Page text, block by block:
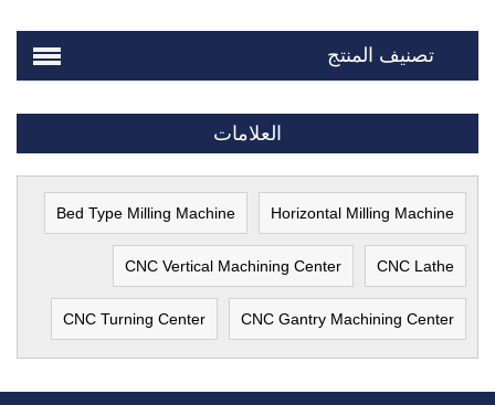
تصنيف المنتج
العلامات
Horizontal Milling Machine
Bed Type Milling Machine
CNC Lathe
CNC Vertical Machining Center
CNC Gantry Machining Center
CNC Turning Center